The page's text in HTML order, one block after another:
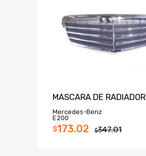
MASCARA DE RADIADOR
Mercedes-Benz
E200
$347.01
$173.02